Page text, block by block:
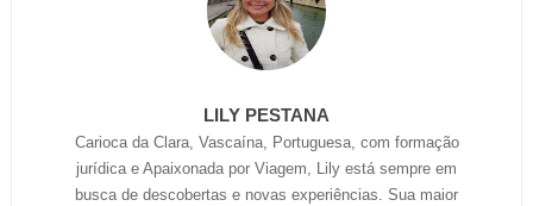
LILY PESTANA
Carioca da Clara, Vascaína, Portuguesa, com formação
jurídica e Apaixonada por Viagem, Lily está sempre em
busca de descobertas e novas experiências. Sua maior